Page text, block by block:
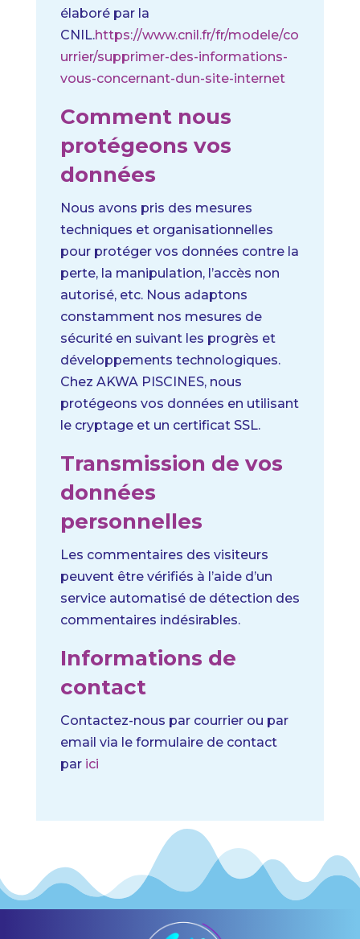
élaboré par la
CNIL.https://www.cnil.fr/fr/modele/co
urrier/supprimer-des-informations-
vous-concernant-dun-site-internet
Comment nous
protégeons vos
données
Nous avons pris des mesures
techniques et organisationnelles
pour protéger vos données contre la
perte, la manipulation, l’accès non
autorisé, etc. Nous adaptons
constamment nos mesures de
sécurité en suivant les progrès et
développements technologiques.
Chez AKWA PISCINES, nous
protégeons vos données en utilisant
le cryptage et un certificat SSL.
Transmission de vos
données
personnelles
Les commentaires des visiteurs
peuvent être vérifiés à l’aide d’un
service automatisé de détection des
commentaires indésirables.
Informations de
contact
Contactez-nous par courrier ou par
email via le formulaire de contact
parici